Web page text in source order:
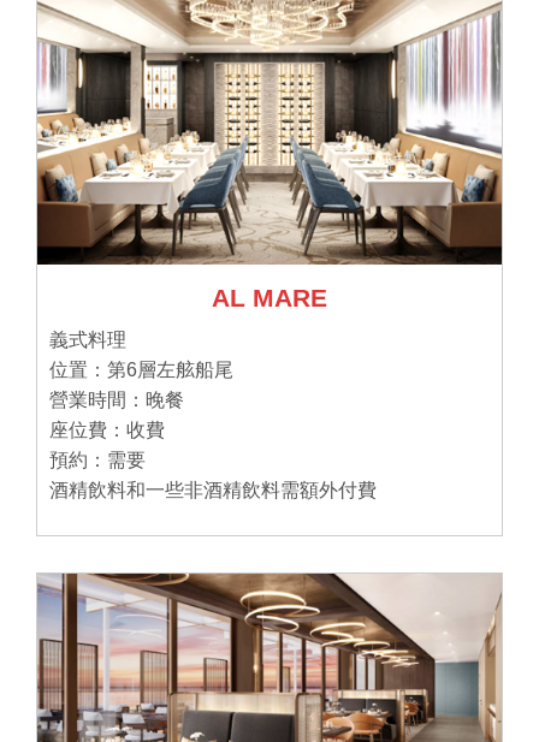
AL MARE
義式料理
位置：第6層左舷船尾
營業時間：晚餐
座位費：收費
預約：需要
酒精飲料和一些非酒精飲料需額外付費